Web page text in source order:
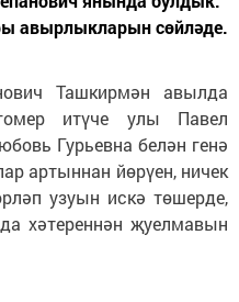
авырлыкларын сөйләде.
Ташкирмән авылда
итүче улы Павел
Гурьевна белән генә
артыннан йөрүен, ничек
узуын искә төшерде,
хәтереннән җуелмавын